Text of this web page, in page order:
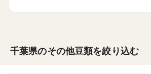
千葉県のその他豆類を絞り込む